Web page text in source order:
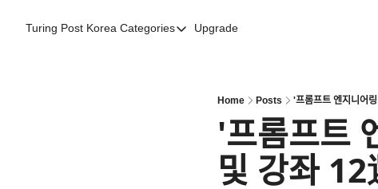
Turing Post Korea Categories
Categories
AI 에이전트
AI Infra Unicorns
Upgrade
Home Posts '프롬프트
'프롬프트
및 강좌